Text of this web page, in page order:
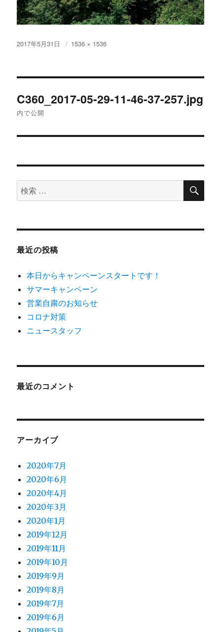
投
2017年5月31日
フ
イ
1536 × 1536
稿
ゲ
ー
ョ
ン
C360_2017-05-29-11-46-37-257.jpg
内で公開
検
索
象:
検
最近の投稿
本日からキャンペーンスタートです！
サマーキャンペーン
営業自粛のお知らせ
コロナ対策
ニュースタッフ
最近のコメント
アーカイブ
2020年7月
2020年6月
2020年4月
2020年3月
2020年1月
2019年12月
2019年11月
2019年10月
2019年9月
2019年8月
2019年7月
2019年6月